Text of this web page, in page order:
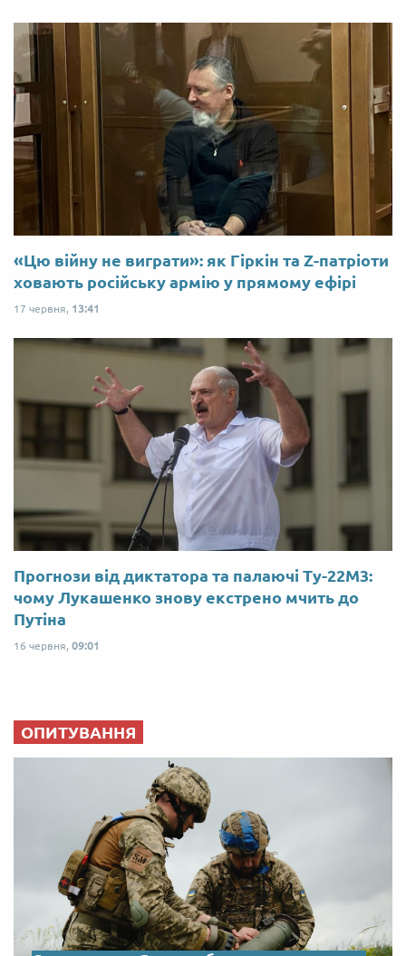
«Цю війну не виграти»: як Гіркін та Z-патріоти
ховають російську армію у прямому ефірі
17 червня, 13:41
Прогнози від диктатора та палаючі Ту-22М3:
чому Лукашенко знову екстрено мчить до
Путіна
16 червня, 09:01
ОПИТУВАННЯ